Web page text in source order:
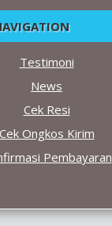
Testimoni
News
Cek Resi
Cek Ongkos Kirim
Pembayaran